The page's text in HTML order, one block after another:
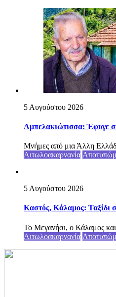
5 Αυγούστου 2026
Αμπελακιώτισσα: Έφυγε
Μνήμες από μια Άλλη
Αιτωλοακαρνανία
5 Αυγούστου 2026
Καστός, Κάλαμος: Ταξίδι
Το Μεγανήσι, ο Κάλαμος και
Αιτωλοακαρνανία